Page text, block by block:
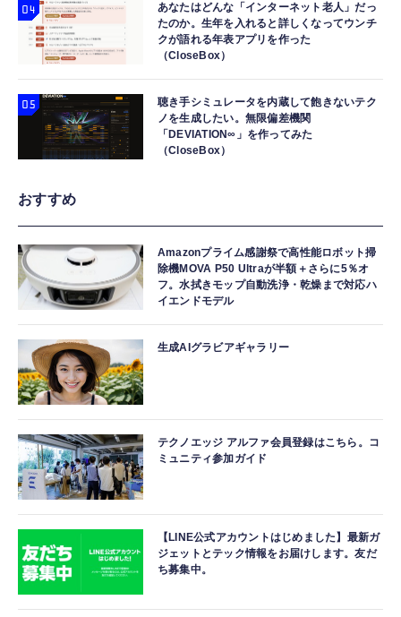
あなたはどんな「インターネット老人」だっ
たのか。生年を入れると詳しくなってウンチ
クが語れる年表アプリを作った
（CloseBox）
聴き手シミュレータを内蔵して飽きないテク
ノを生成したい。無限偏差機関
「DEVIATION∞」を作ってみた
（CloseBox）
おすすめ
Amazonプライム感謝祭で高性能ロボット掃
除機MOVA P50 Ultraが半額＋さらに5％オ
フ。水拭きモップ自動洗浄・乾燥まで対応ハ
イエンドモデル
生成AIグラビアギャラリー
テクノエッジ アルファ会員登録はこちら。コ
ミュニティ参加ガイド
【LINE公式アカウントはじめました】最新ガ
ジェットとテック情報をお届けします。友だ
ち募集中。